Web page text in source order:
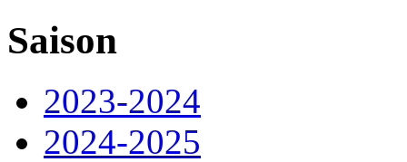
Saison
2023-2024
2024-2025